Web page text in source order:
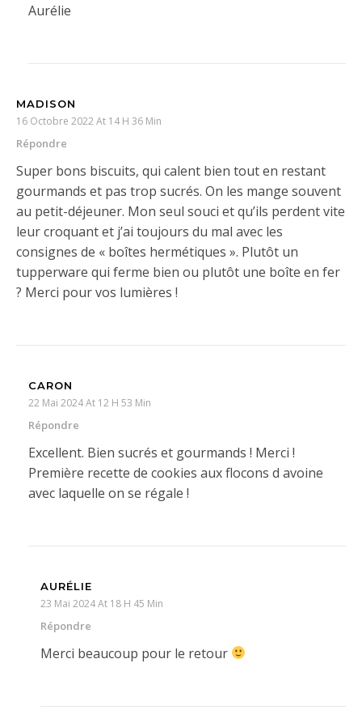
Aurélie
MADISON
16 Octobre 2022 At 14 H 36 Min
Répondre
Super bons biscuits, qui calent bien tout en restant
gourmands et pas trop sucrés. On les mange souvent
au petit-déjeuner. Mon seul souci et qu’ils perdent vite
leur croquant et j’ai toujours du mal avec les
consignes de « boîtes hermétiques ». Plutôt un
tupperware qui ferme bien ou plutôt une boîte en fer
? Merci pour vos lumières !
CARON
22 Mai 2024 At 12 H 53 Min
Répondre
Excellent. Bien sucrés et gourmands ! Merci !
Première recette de cookies aux flocons d avoine
avec laquelle on se régale !
AURÉLIE
23 Mai 2024 At 18 H 45 Min
Répondre
Merci beaucoup pour le retour